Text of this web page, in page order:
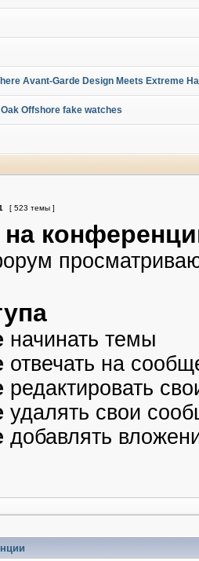
Avant-Garde Design Meets Extreme
Offshore fake watches
[ 523 темы ]
на
начинать темы
отвечать на
редактировать
удалять свои
добавлять